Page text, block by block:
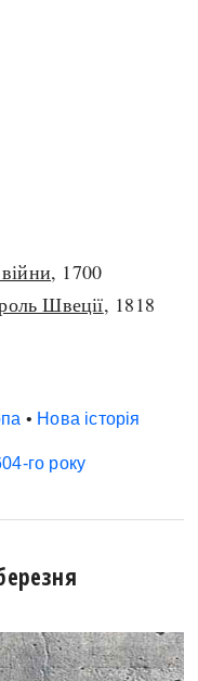
, 1700
Швеції, 1818
• Нова історія
го року